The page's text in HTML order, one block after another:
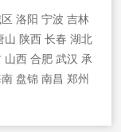
洛阳 宁波 吉林
山 陕西 长春 湖北
山西 合肥 武汉 承
盘锦 南昌 郑州